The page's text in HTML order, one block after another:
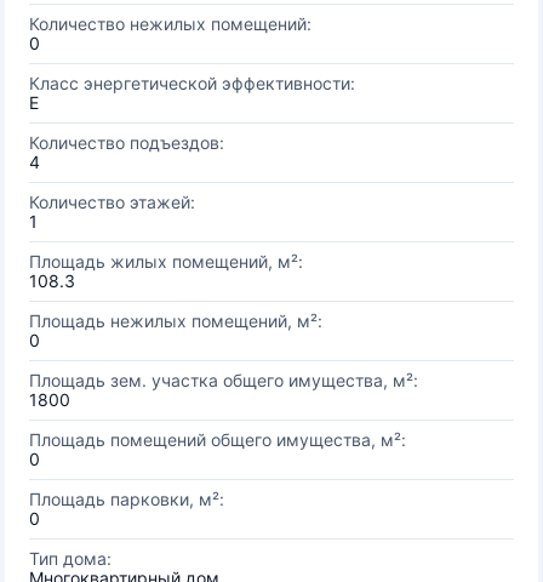
Количество нежилых помещений:
0
Класс энергетической эффективности:
E
Количество подъездов:
4
Количество этажей:
1
Площадь жилых помещений, м²:
108.3
Площадь нежилых помещений, м²:
0
Площадь зем. участка общего имущества, м²:
1800
Площадь помещений общего имущества, м²:
0
Площадь парковки, м²:
0
Тип дома:
Многоквартирный дом